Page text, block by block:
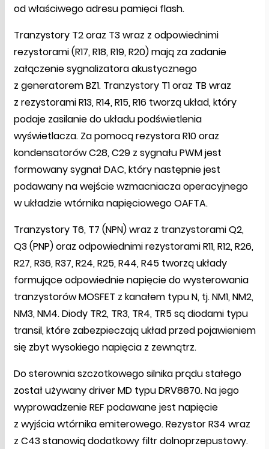
od właściwego adresu pamięci flash.
Tranzystory T2 oraz T3 wraz z odpowiednimi
rezystorami (R17, R18, R19, R20) mają za zadanie
załączenie sygnalizatora akustycznego
z generatorem BZ1. Tranzystory T1 oraz TB wraz
z rezystorami R13, R14, R15, R16 tworzą układ, który
podaje zasilanie do układu podświetlenia
wyświetlacza. Za pomocą rezystora R10 oraz
kondensatorów C28, C29 z sygnału PWM jest
formowany sygnał DAC, który następnie jest
podawany na wejście wzmacniacza operacyjnego
w układzie wtórnika napięciowego OAFTA.
Tranzystory T6, T7 (NPN) wraz z tranzystorami Q2,
Q3 (PNP) oraz odpowiednimi rezystorami R11, R12, R26,
R27, R36, R37, R24, R25, R44, R45 tworzą układy
formujące odpowiednie napięcie do wysterowania
tranzystorów MOSFET z kanałem typu N, tj. NM1, NM2,
NM3, NM4. Diody TR2, TR3, TR4, TR5 są diodami typu
transil, które zabezpieczają układ przed pojawieniem
się zbyt wysokiego napięcia z zewnątrz.
Do sterownia szczotkowego silnika prądu stałego
został używany driver MD typu DRV8870. Na jego
wyprowadzenie REF podawane jest napięcie
z wyjścia wtórnika emiterowego. Rezystor R34 wraz
z C43 stanowią dodatkowy filtr dolnoprzepustowy.